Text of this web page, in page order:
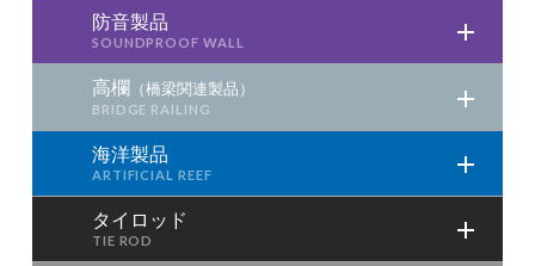
防音製品
高欄 （橋梁関連製品）
海洋製品
タイロッド